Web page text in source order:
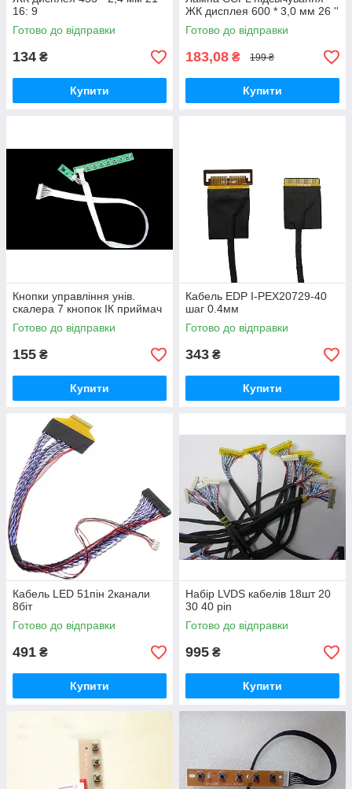
16: 9
Готово до відправки
134 ₴
Купити
ЖК дисплея 600 * 3,0 мм 26 ''
Готово до відправки
183,08 ₴ 199 ₴
Купити
Кнопки управління унів.
скалера 7 кнопок ІК приймач
Готово до відправки
155 ₴
Купити
Кабель EDP I-PEX20729-40
шаг 0.4мм
Готово до відправки
343 ₴
Купити
Кабель LED 51пін 2канали
8біт
Готово до відправки
491 ₴
Купити
Набір LVDS кабелів 18шт 20
30 40 pin
Готово до відправки
995 ₴
Купити